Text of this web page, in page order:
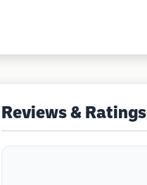
Reviews & Ratings